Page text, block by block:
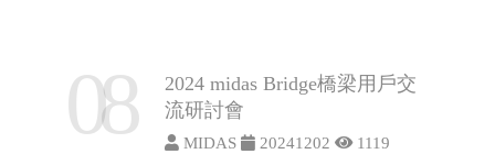
08
2024 midas Bridge橋梁用戶交
流研討會
MIDAS 20241202 1119